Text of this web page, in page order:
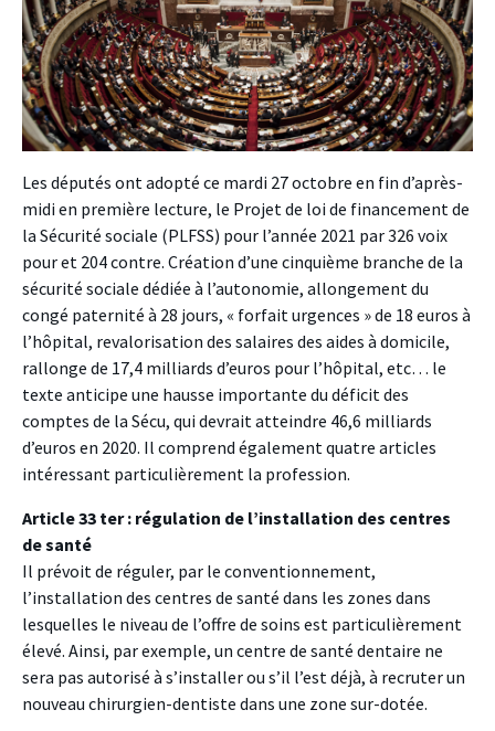
Les députés ont adopté ce mardi 27 octobre en fin d’après-
midi en première lecture, le Projet de loi de financement de
la Sécurité sociale (PLFSS) pour l’année 2021 par 326 voix
pour et 204 contre. Création d’une cinquième branche de la
sécurité sociale dédiée à l’autonomie, allongement du
congé paternité à 28 jours, « forfait urgences » de 18 euros à
l’hôpital, revalorisation des salaires des aides à domicile,
rallonge de 17,4 milliards d’euros pour l’hôpital, etc… le
texte anticipe une hausse importante du déficit des
comptes de la Sécu, qui devrait atteindre 46,6 milliards
d’euros en 2020. Il comprend également quatre articles
intéressant particulièrement la profession.
Article 33 ter : régulation de l’installation des centres
de santé
Il prévoit de réguler, par le conventionnement,
l’installation des centres de santé dans les zones dans
lesquelles le niveau de l’offre de soins est particulièrement
élevé. Ainsi, par exemple, un centre de santé dentaire ne
sera pas autorisé à s’installer ou s’il l’est déjà, à recruter un
nouveau chirurgien-dentiste dans une zone sur-dotée.